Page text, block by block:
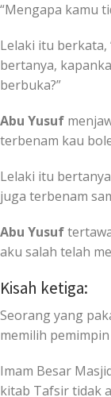
“Mengapa kamu
Lelaki itu
bertanya,
berbuka?”
Abu Yusuf
terbenam kau
Lelaki itu
juga terbenam
Abu Yusuf
aku salah telah
Kisah ketiga:
Seorang yang
memilih
Imam Besar
kitab Tafsir tidak